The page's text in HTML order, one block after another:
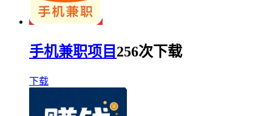
手机兼职项目 256次下载
下载